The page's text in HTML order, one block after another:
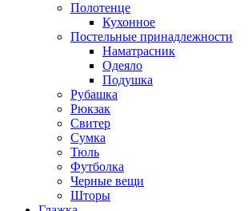
Полотенце
Кухонное
Постельные принадлежности
Наматрасник
Одеяло
Подушка
Рубашка
Рюкзак
Свитер
Сумка
Тюль
Футболка
Черные вещи
Шторы